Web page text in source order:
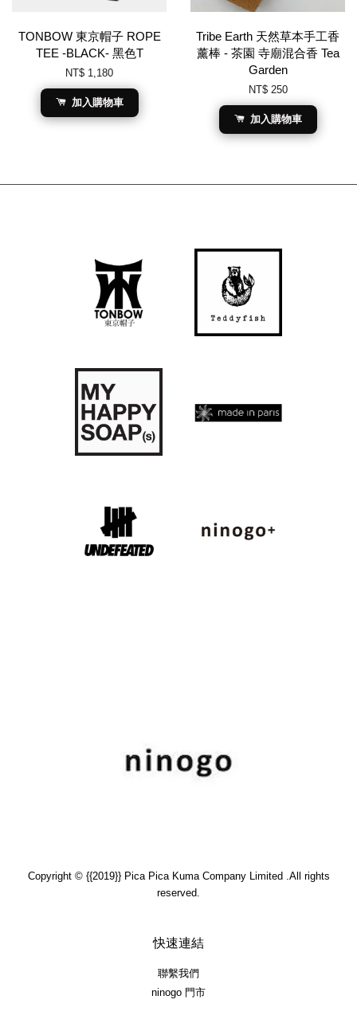
TONBOW 東京帽子 ROPE
TEE -BLACK- 黑色T
NT$ 1,180
加入購物車
Tribe Earth 天然草本手工香
薰棒 - 茶園 寺廟混合香 Tea
Garden
NT$ 250
加入購物車
Copyright © {{2019}} Pica Pica Kuma Company Limited .All rights
reserved.
快速連結
聯繫我們
ninogo 門市